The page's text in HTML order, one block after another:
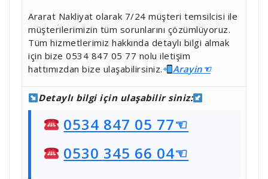
Ararat Nakliyat olarak 7/24 müşteri temsilcisi ile
müşterilerimizin tüm sorunlarını çözümlüyoruz.
Tüm hizmetlerimiz hakkında detaylı bilgi almak
için bize 0534 847 05 77 nolu iletişim
hattımızdan bize ulaşabilirsiniz.
Arayin☜
Detaylı bilgi için ulaşabilir siniz:
0534 847 05 77☜
0530 345 66 04☜